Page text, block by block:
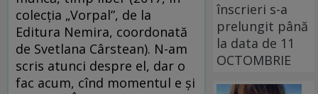
colecția „Vorpal”, de la
Editura Nemira, coordonată
de Svetlana Cârstean). N-am
scris atunci despre el, dar o
fac acum, cînd momentul e și
înscrieri s-a
prelungit până
la data de 11
OCTOMBRIE